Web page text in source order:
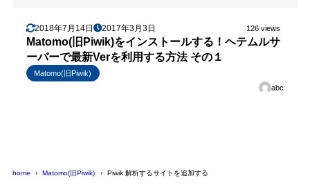
2018年7月14日 2017年3月3日 126 views
Matomo(旧Piwik)をインストールする！ヘテムルサ
ーバーで最新Verを利用する方法 その１
Matomo(旧Piwik)
abc
home Matomo(旧Piwik) Piwik 解析するサイトを追加する